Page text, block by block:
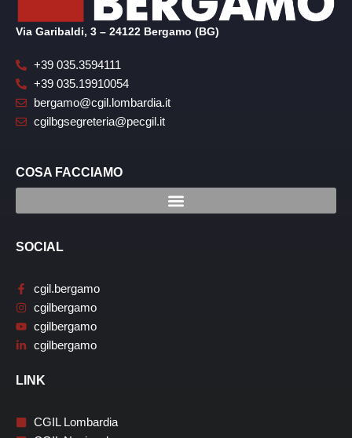
Via Garibaldi, 3 – 24122 Bergamo (BG)
+39 035.3594111
+39 035.19910054
bergamo@cgil.lombardia.it
cgilbgsegreteria@pecgil.it
COSA FACCIAMO
SOCIAL
cgil.bergamo
cgilbergamo
cgilbergamo
cgilbergamo
LINK
CGIL Lombardia